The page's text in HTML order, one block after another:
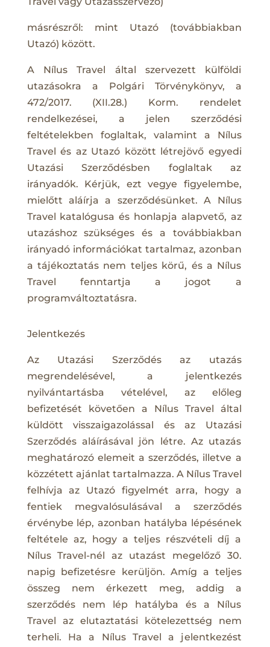
másrészről: mint Utazó (továbbiakban
Utazó) között.
A Nílus Travel által szervezett külföldi
utazásokra a Polgári Törvénykönyv, a
472/2017. (XII.28.) Korm. rendelet
rendelkezései, a jelen szerződési
feltételekben foglaltak, valamint a Nílus
Travel és az Utazó között létrejövő egyedi
Utazási Szerződésben foglaltak az
irányadók. Kérjük, ezt vegye figyelembe,
mielőtt aláírja a szerződésünket. A Nílus
Travel katalógusa és honlapja alapvető, az
utazáshoz szükséges és a továbbiakban
irányadó információkat tartalmaz, azonban
a tájékoztatás nem teljes körű, és a Nílus
Travel fenntartja a jogot a
programváltoztatásra.
Jelentkezés
Az Utazási Szerződés az utazás
megrendelésével, a jelentkezés
nyilvántartásba vételével, az előleg
befizetését követően a Nílus Travel által
küldött visszaigazolással és az Utazási
Szerződés aláírásával jön létre. Az utazás
meghatározó elemeit a szerződés, illetve a
közzétett ajánlat tartalmazza. A Nílus Travel
felhívja az Utazó figyelmét arra, hogy a
fentiek megvalósulásával a szerződés
érvénybe lép, azonban hatályba lépésének
feltétele az, hogy a teljes részvételi díj a
Nílus Travel-nél az utazást megelőző 30.
napig befizetésre kerüljön. Amíg a teljes
összeg nem érkezett meg, addig a
szerződés nem lép hatályba és a Nílus
Travel az elutaztatási kötelezettség nem
terheli. Ha a Nílus Travel a jelentkezést